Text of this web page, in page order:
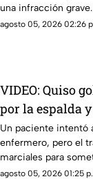
una infracción
casos aplican las
agosto 05, 2026 02:26
VIDEO: Quiso
por la espalda
sabía que era
marciales
Un paciente intentó
enfermero, pero el
marciales para
agosto 05, 2026 01:25